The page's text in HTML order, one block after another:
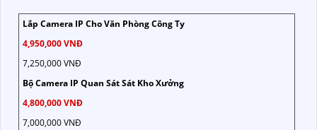
Lắp Camera IP Cho Văn Phòng Công Ty
4,950,000 VNĐ
7,250,000 VNĐ
Bộ Camera IP Quan Sát Sát Kho Xưởng
4,800,000 VNĐ
7,000,000 VNĐ